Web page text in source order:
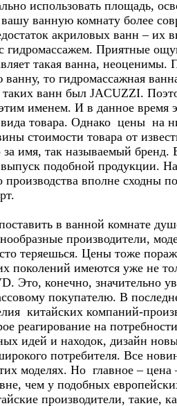
использовать площадь,
вашу ванную комнату более
акриловых ванн – их
гидромассажем. Приятные
такая ванна, неоценимы.
ванну, то гидромассажная
таких ванн был JACUZZI.
именем. И в данное время
товара. Однако цены на
стоимости товара от
за имя, так называемый
подобной продукции.
производства вполне сходны
в ванной комнате
производители,
теряешься. Цены тоже
поколений имеются уже не
Это, конечно, значительно
покупателю. В
китайских компаний-
реагирование на
идей и находок, дизайн
потребителя. Все
моделях. Но главное – цена
чем у подобных
производители, такие,